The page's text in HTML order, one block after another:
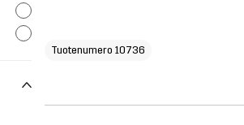
Tuotenumero 10736